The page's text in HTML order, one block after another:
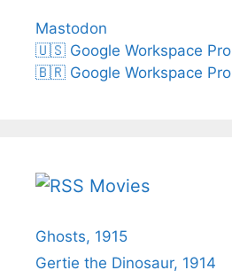
Mastodon
🇺🇸 Google Workspace
🇧🇷 Google Workspace
Movies
Ghosts, 1915
Gertie the Dinosaur, 1914